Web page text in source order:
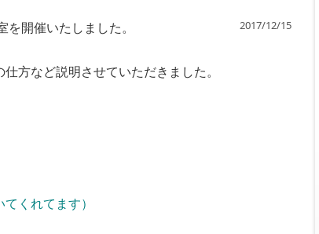
2017/12/15
開催いたしました。
方など説明させていただきました。
くれてます）